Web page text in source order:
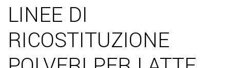
LINEE DI
RICOSTITUZIONE